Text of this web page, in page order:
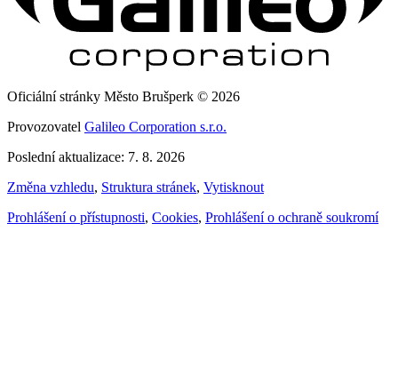
Oficiální stránky Město Brušperk © 2026
Provozovatel Galileo Corporation s.r.o.
Poslední aktualizace: 7. 8. 2026
Změna vzhledu, Struktura stránek, Vytisknout
Prohlášení o přístupnosti, Cookies, Prohlášení o ochraně soukromí